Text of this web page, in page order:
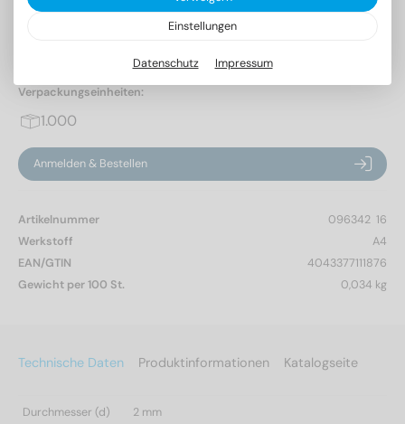
DIN 963 A4 M 2X16
Senkschrauben mit Schlitz
Verpackungseinheiten:
1.000
Anmelden & Bestellen
Artikelnummer
096342  16
Werkstoff
A4
EAN/GTIN
4043377111876
Gewicht per 100 St.
0,034 kg
Technische Daten Produktinformationen Katalogseite
Durchmesser (d) 2 mm
Einstellungen
Datenschutz Impressum